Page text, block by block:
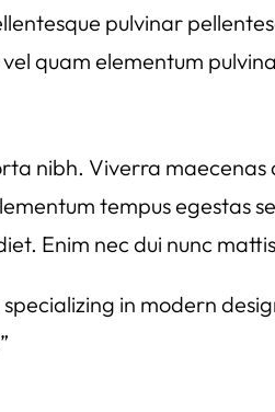
pulvinar
quam elementum
nibh. Viverra maecenas
tempus egestas
Enim nec dui nunc
in modern